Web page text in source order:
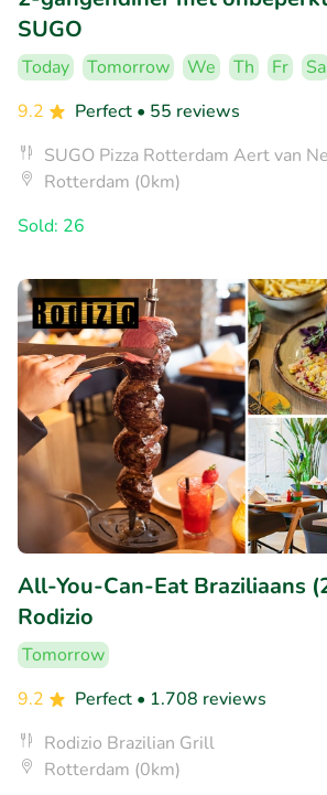
SUGO
Today Tomorrow We Th Fr Sa
9.2
Perfect • 55 reviews
SUGO Pizza Rotterdam Aert van
Rotterdam (0km)
Sold: 26
All-You-Can-Eat Braziliaans
Rodizio
Tomorrow
9.2
Perfect • 1.708 reviews
Rodizio Brazilian Grill
Rotterdam (0km)